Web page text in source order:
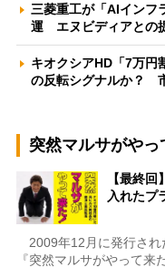
三菱重工が「AIインフ
運 エヌビディアとの
キオクシアHD「7万円
の反転シグナルか？
突然マルサがやっ
【最終
入れたプ
2009年12月に発行され
『突然マルサがやって来